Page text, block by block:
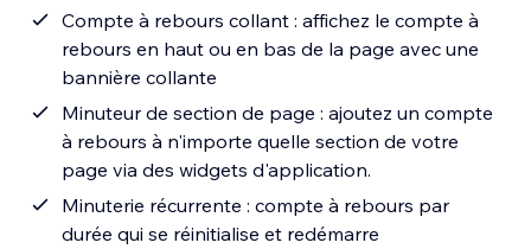
Compte à rebours collant : affichez le compte à
rebours en haut ou en bas de la page avec une
bannière collante
Minuteur de section de page : ajoutez un compte
à rebours à n'importe quelle section de votre
page via des widgets d'application.
Minuterie récurrente : compte à rebours par
durée qui se réinitialise et redémarre